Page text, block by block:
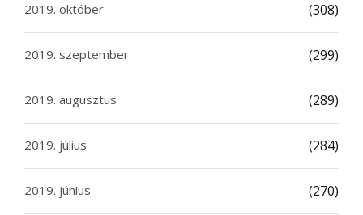
2019. október (308)
2019. szeptember (299)
2019. augusztus (289)
2019. július (284)
2019. június (270)